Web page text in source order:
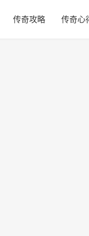
传奇攻略 传奇心